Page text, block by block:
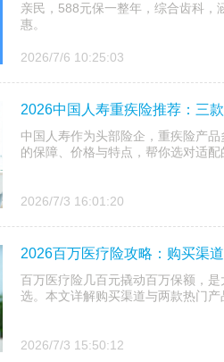
亲民，588元保一整年，综合齿科，
惠。
2026/7/6 10:25:03
2026中国人寿重疾险推荐：三
中国人寿作为头部险企，重疾险产
的保障、价格与特点，帮你选对适
2026/7/3 16:01:20
2026百万医疗险攻略：购买渠
百万医疗险几百元撬动百万保额，
选。本文详解购买渠道与两款热门
2026/7/3 15:50:12